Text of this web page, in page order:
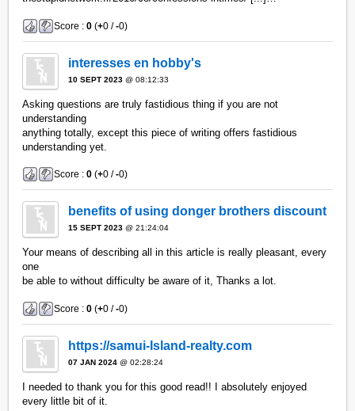
Score :0 (+0 /-0)
interesses en hobby's
10 SEPT 2023 @ 08:12:33
Asking questions are truly fastidious thing if you are not
understanding
anything totally, except this piece of writing offers fastidious
understanding yet.
Score :0 (+0 /-0)
benefits of using donger brothers discount
15 SEPT 2023 @ 21:24:04
Your means of describing all in this article is really pleasant, every
one
be able to without difficulty be aware of it, Thanks a lot.
Score :0 (+0 /-0)
https://samui-Island-realty.com
07 JAN 2024 @ 02:28:24
I needed to thank you for this good read!! I absolutely enjoyed
every little bit of it.